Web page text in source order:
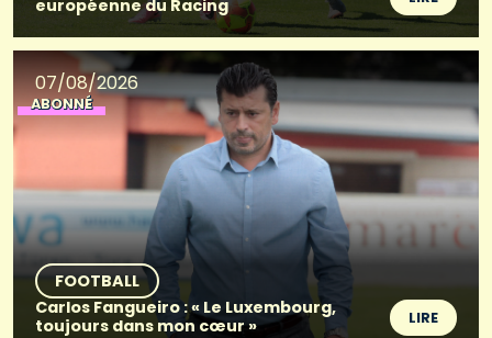
européenne du Racing
07/08/2026
ABONNÉ
FOOTBALL
Carlos Fangueiro : « Le Luxembourg,
toujours dans mon cœur »
LIRE